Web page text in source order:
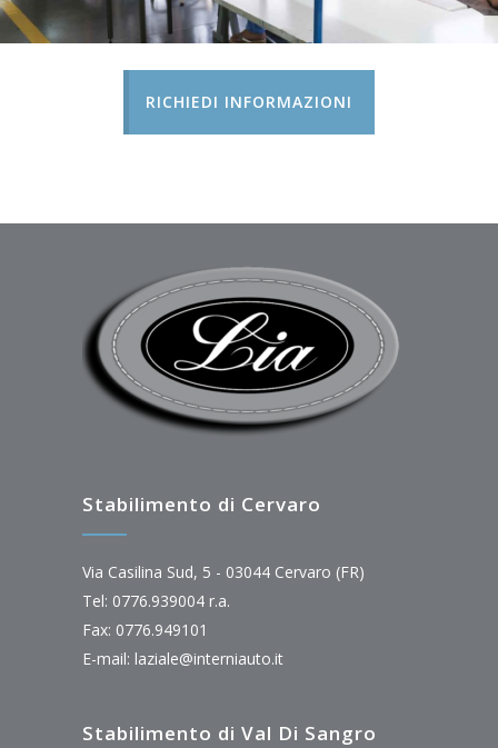
RICHIEDI INFORMAZIONI
Stabilimento di Cervaro
Via Casilina Sud, 5 - 03044 Cervaro (FR)
Tel: 0776.939004 r.a.
Fax: 0776.949101
E-mail: laziale@interniauto.it
Stabilimento di Val Di Sangro